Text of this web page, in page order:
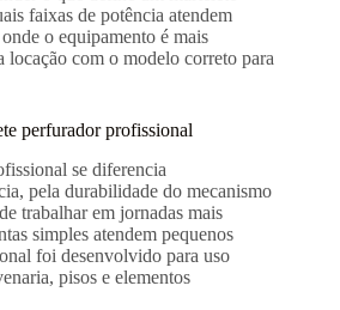
faixas de potência atendem
o equipamento é mais
com o modelo correto para
perfurador profissional
se diferencia
pela durabilidade do mecanismo
trabalhar em jornadas mais
simples atendem pequenos
foi desenvolvido para uso
pisos e elementos